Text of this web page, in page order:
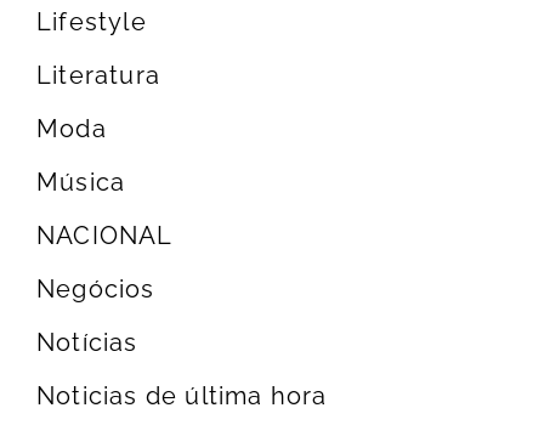
Lifestyle
Literatura
Moda
Música
NACIONAL
Negócios
Notícias
Noticias de última hora